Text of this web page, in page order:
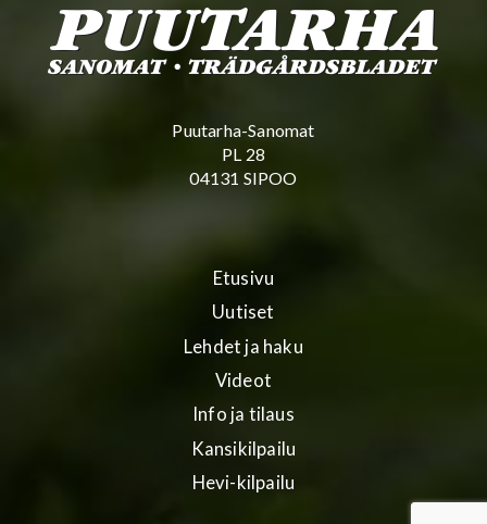
Puutarha-Sanomat
PL 28
04131 SIPOO
Etusivu
Uutiset
Lehdet ja haku
Videot
Info ja tilaus
Kansikilpailu
Hevi-kilpailu